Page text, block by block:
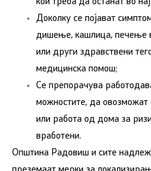
Доколку се појават
дишење, кашлица, печење
или други здравствени
медицинска помош;
Се препорачува
можностите, да
или работа од дома за
вработени.
Општина Радовиш и сите